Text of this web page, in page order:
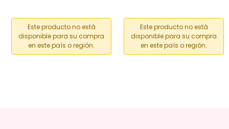
Este producto no está
disponible para su compra
en este país o región.
Este producto no está
disponible para su compra
en este país o región.